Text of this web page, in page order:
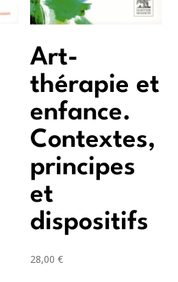
Art-
thérapie et
enfance.
Contextes,
principes
et
dispositifs
28,00€